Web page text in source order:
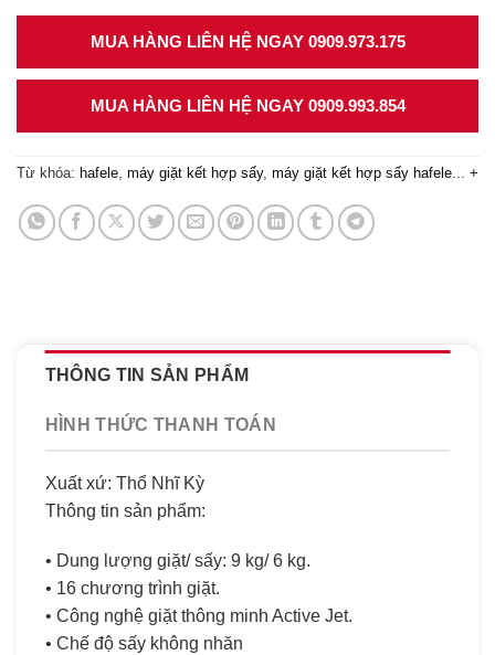
MUA HÀNG LIÊN HỆ NGAY 0909.973.175
MUA HÀNG LIÊN HỆ NGAY 0909.993.854
Từ khóa: hafele, máy giặt kết hợp sấy, máy giặt kết hợp sấy hafele... +
THÔNG TIN SẢN PHẨM
HÌNH THỨC THANH TOÁN
Xuất xứ: Thổ Nhĩ Kỳ
Thông tin sản phẩm:
• Dung lượng giặt/ sấy: 9 kg/ 6 kg.
• 16 chương trình giặt.
• Công nghệ giặt thông minh Active Jet.
• Chế độ sấy không nhăn